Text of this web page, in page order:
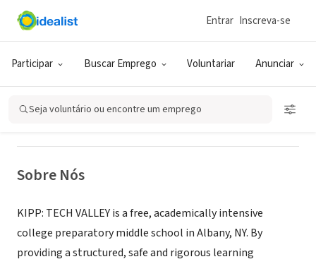
Participar Buscar Emprego Voluntariar Anunciar
Entrar Inscreva-se
Seja voluntário ou encontre um emprego
ONG (SETOR SOCIAL)
KIPP: TECH VALLEY Charter School
Sobre Nós
KIPP: TECH VALLEY is a free, academically intensive
college preparatory middle school in Albany, NY. By
providing a structured, safe and rigorous learning